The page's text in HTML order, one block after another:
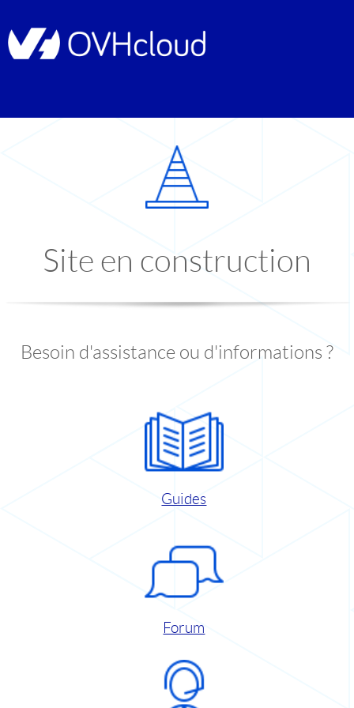
Site en construction
Besoin d'assistance ou d'informations ?
Guides
Forum